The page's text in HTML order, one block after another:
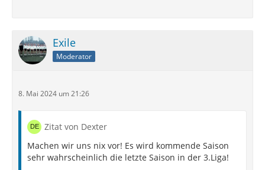
Exile
Moderator
8. Mai 2024 um 21:26
Zitat von Dexter
Machen wir uns nix vor! Es wird kommende Saison
sehr wahrscheinlich die letzte Saison in der 3.Liga!